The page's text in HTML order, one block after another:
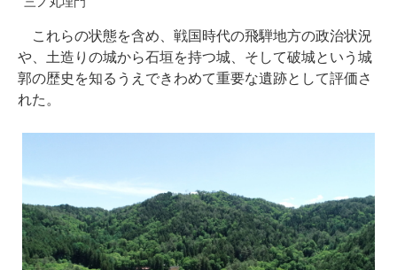
これらの状態を含め、戦国時代の飛騨地方の政治状況
や、土造りの城から石垣を持つ城、そして破城という城
郭の歴史を知るうえできわめて重要な遺跡として評価さ
れた。